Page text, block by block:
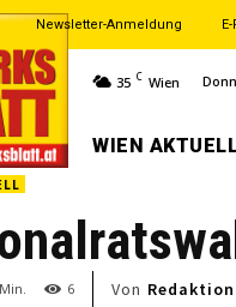
Newsletter-Anmeldung
35 C Wien
WIEN
Min. 6 Von Redaktion